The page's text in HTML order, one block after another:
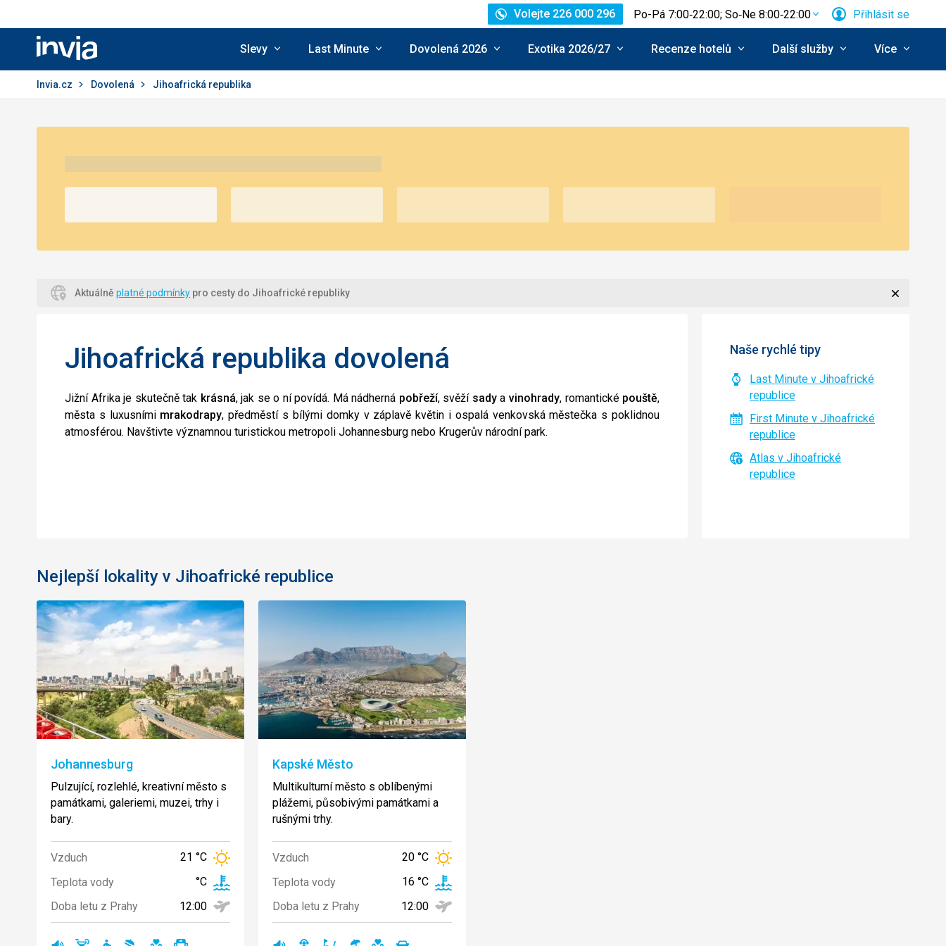
Invia.cz
Volejte 226 000 296 Po-Pá 7:00‑22:00; So‑Ne 8:00‑22:00 Přihlásit se
Slevy Last Minute Dovolená 2026 Exotika 2026/27 Recenze hotelů Další služby Více
Invia.cz Dovolená Jihoafrická republika
Aktuálně platné podmínky pro cesty do Jihoafrické republiky
Jihoafrická republika dovolená
Jižní Afrika je skutečně tak krásná, jak se o ní povídá. Má nádherná pobřeží, svěží sadya vinohrady, romantické pouště,
města s luxusními mrakodrapy, předměstí s bílými domky v záplavě květin i ospalá venkovská městečka s poklidnou
atmosférou. Navštivte významnou turistickou metropoli Johannesburg nebo Krugerův národní park.
Naše rychlé tipy
Last Minute v Jihoafrické
republice
First Minute v Jihoafrické
republice
Atlas v Jihoafrické
republice
Nejlepší lokality v Jihoafrické republice
Johannesburg
Pulzující, rozlehlé, kreativní město s
památkami, galeriemi, muzei, trhy i
bary.
Vzduch
21 °C
Teplota vody
°C
Doba letu z Prahy
12:00
Kapské Město
Multikulturní město s oblíbenými
plážemi, působivými památkami a
rušnými trhy.
Vzduch
20 °C
Teplota vody
16 °C
Doba letu z Prahy
12:00